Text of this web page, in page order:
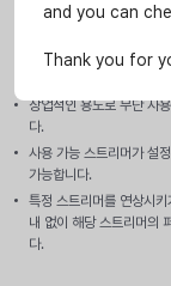
사용안내
이모티콘은 SOOP 서비
상업적인 용도로 무단 사
다.
사용 가능 스트리머가 설
가능합니다.
특정 스트리머를 연상시
내 없이 해당 스트리머의
다.
and you can
Thank you for